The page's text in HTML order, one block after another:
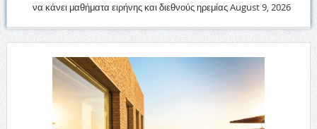
να κάνει μαθήματα ειρήνης και διεθνούς ηρεμίαςAugust 9, 2026